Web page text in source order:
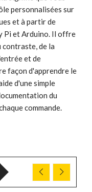
personnalisées sur
et à partir de
Pi et Arduino. Il offre
de la
et de
façon d'apprendre le
d'une simple
du
commande.